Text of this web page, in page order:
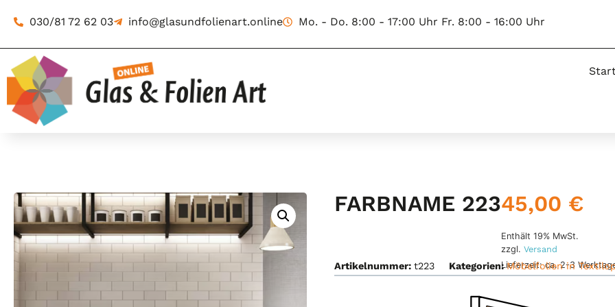
030/81 72 62 03 info@glasundfolienart.online Mo. - Do. 8:00 - 17:00 Uhr Fr. 8:00 - 16:00 Uhr
FARBNAME 22345,00 €
Enthält 19% MwSt.
zzgl. Versand
Lieferzeit: ca. 2-3
Artikelnummer: t223 Kategorien:Möbelfolien in